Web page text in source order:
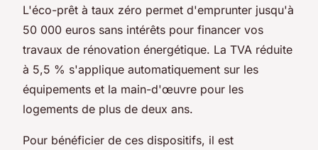
L'éco-prêt à taux zéro permet d'emprunter jusqu'à
50 000 euros sans intérêts pour financer vos
travaux de rénovation énergétique. La TVA réduite
à 5,5 % s'applique automatiquement sur les
équipements et la main-d'œuvre pour les
logements de plus de deux ans.
Pour bénéficier de ces dispositifs, il est